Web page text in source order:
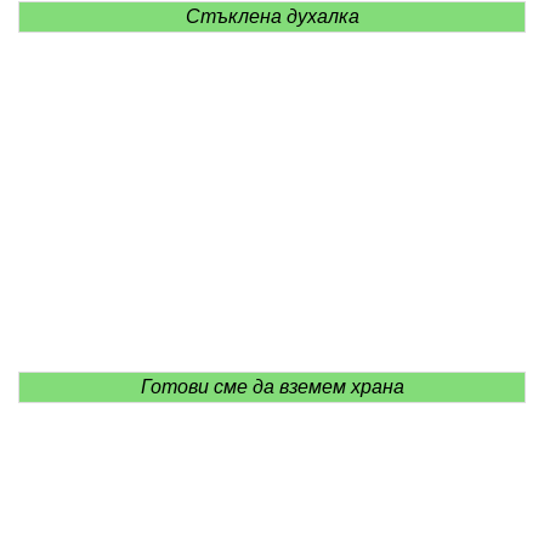
Стъклена духалка
Готови сме да вземем храна